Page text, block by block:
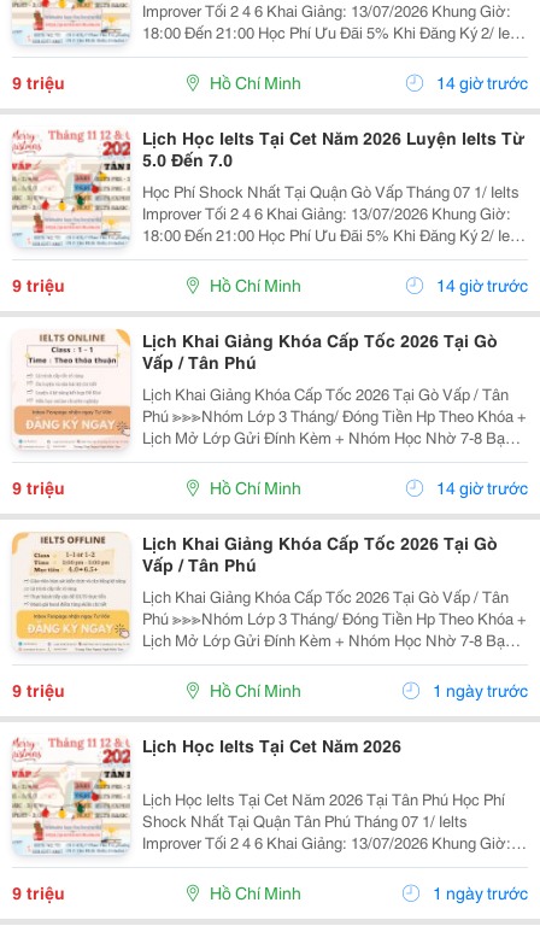
Improver Tối 2 4 6 Khai Giảng: 13/07/2026 Khung Giờ:
18:00 Đến 21:00 Học Phí Ưu Đãi 5% Khi Đăng Ký 2/ Ielts
Basic Tối 3 5 7 Khai Giảng: 07//07/2026 Khung Giờ:
18:00 Đến 21:00 ...
9 triệu Hồ Chí Minh 14 giờ trước
Lịch Học Ielts Tại Cet Năm 2026 Luyện Ielts Từ
5.0 Đến 7.0
Học Phí Shock Nhất Tại Quận Gò Vấp Tháng 07 1/ Ielts
Improver Tối 2 4 6 Khai Giảng: 13/07/2026 Khung Giờ:
18:00 Đến 21:00 Học Phí Ưu Đãi 5% Khi Đăng Ký 2/ Ielts
Basic Tối 3 5 7 Khai Giảng: 07//07/2026 Khung Giờ:
18:00 Đến 21:00 ...
9 triệu Hồ Chí Minh 14 giờ trước
Lịch Khai Giảng Khóa Cấp Tốc 2026 Tại Gò
Vấp / Tân Phú
Lịch Khai Giảng Khóa Cấp Tốc 2026 Tại Gò Vấp / Tân
Phú ≫≫≫Nhóm Lớp 3 Tháng/ Đóng Tiền Hp Theo Khóa +
Lịch Mở Lớp Gửi Đính Kèm + Nhóm Học Nhờ 7-8 Bạn/
Lớp + Giáo Trình Ielts Có Band Điểm Lộ Trình, Sách
Nước Ngoài Bám Sát + Chia Đều 4 Kỹ...
9 triệu Hồ Chí Minh 14 giờ trước
Lịch Khai Giảng Khóa Cấp Tốc 2026 Tại Gò
Vấp / Tân Phú
Lịch Khai Giảng Khóa Cấp Tốc 2026 Tại Gò Vấp / Tân
Phú ≫≫≫Nhóm Lớp 3 Tháng/ Đóng Tiền Hp Theo Khóa +
Lịch Mở Lớp Gửi Đính Kèm + Nhóm Học Nhờ 7-8 Bạn/
Lớp + Giáo Trình Ielts Có Band Điểm Lộ Trình, Sách
Nước Ngoài Bám Sát + Chia Đều 4 Kỹ...
9 triệu Hồ Chí Minh 1 ngày trước
Lịch Học Ielts Tại Cet Năm 2026
Lịch Học Ielts Tại Cet Năm 2026 Tại Tân Phú Học Phí
Shock Nhất Tại Quận Tân Phú Tháng 07 1/ Ielts
Improver Tối 2 4 6 Khai Giảng: 13/07/2026 Khung Giờ:
18:00 Đến 21:00 Học Phí Ưu Đãi 5% Khi Đăng Ký 2/ Ielts
Basic Tối 3 5 7 Khai...
9 triệu Hồ Chí Minh 1 ngày trước